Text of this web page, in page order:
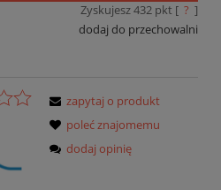
Zyskujesz432pkt [ ? ]
dodaj do przechowalni
zapytaj o produkt
poleć znajomemu
dodaj opinię